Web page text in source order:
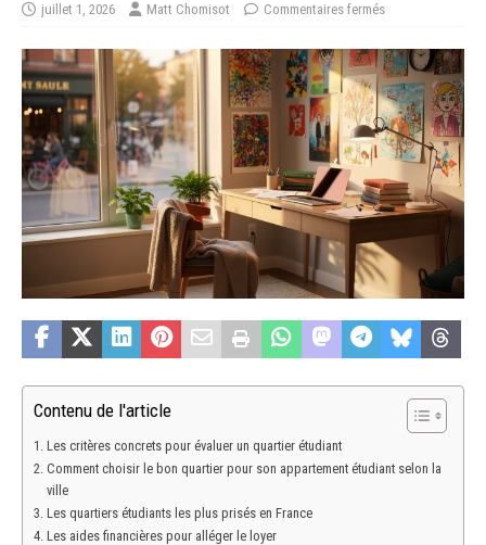
juillet 1, 2026 Matt Chomisot Commentaires fermés
Contenu de l'article
Les critères concrets pour évaluer un quartier étudiant
Comment choisir le bon quartier pour son appartement étudiant selon la
ville
Les quartiers étudiants les plus prisés en France
Les aides financières pour alléger le loyer